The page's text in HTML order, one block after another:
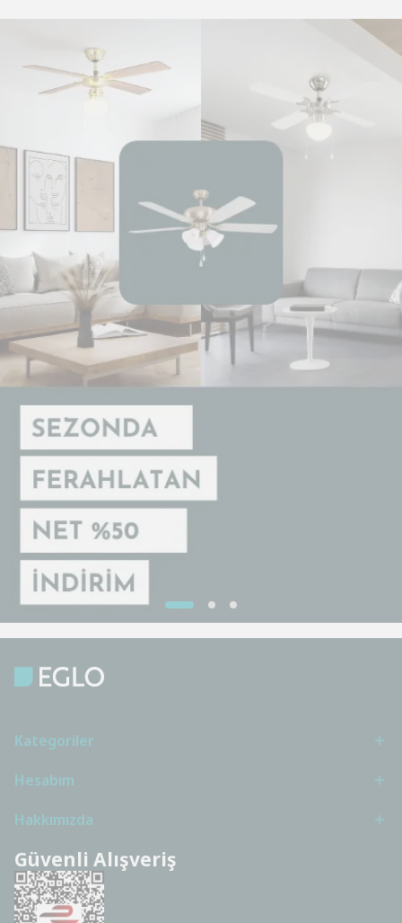
Kategoriler
Hesabım
Hakkımızda
Güvenli Alışveriş